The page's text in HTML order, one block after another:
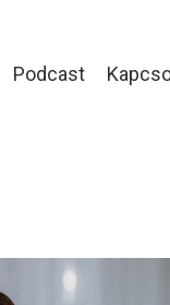
Podcast